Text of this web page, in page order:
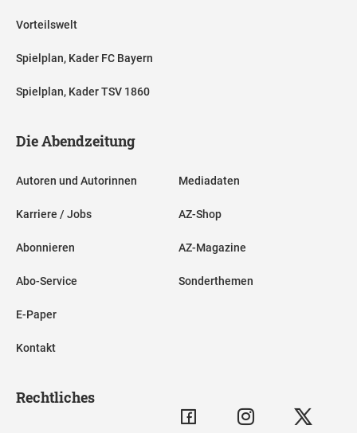
Vorteilswelt
Spielplan, Kader FC Bayern
Spielplan, Kader TSV 1860
Die Abendzeitung
Autoren und Autorinnen
Karriere / Jobs
Abonnieren
Abo-Service
E-Paper
Kontakt
Mediadaten
AZ-Shop
AZ-Magazine
Sonderthemen
Rechtliches